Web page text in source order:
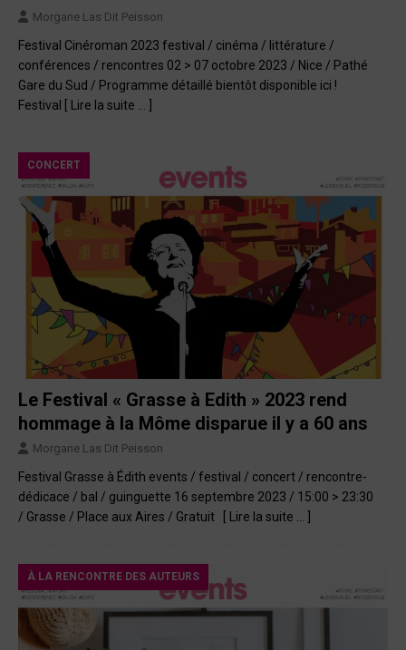
Morgane Las Dit Peisson
Festival Cinéroman 2023 festival / cinéma / littérature /
conférences / rencontres 02 > 07 octobre 2023 / Nice / Pathé
Gare du Sud / Programme détaillé bientôt disponible ici !
Festival
[ Lire la suite … ]
CONCERT
Le Festival « Grasse à Edith » 2023 rend
hommage à la Môme disparue il y a 60 ans
Morgane Las Dit Peisson
Festival Grasse à Édith events / festival / concert / rencontre-
dédicace / bal / guinguette 16 septembre 2023 / 15:00 > 23:30
/ Grasse / Place aux Aires / Gratuit
[ Lire la suite … ]
À LA RENCONTRE DES AUTEURS